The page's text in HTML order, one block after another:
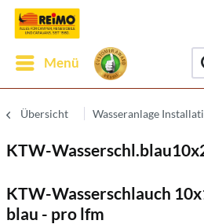
Menü
Übersicht Wasseranlage
KTW-
KTW-Wasserschlauch
blau - pro lfm